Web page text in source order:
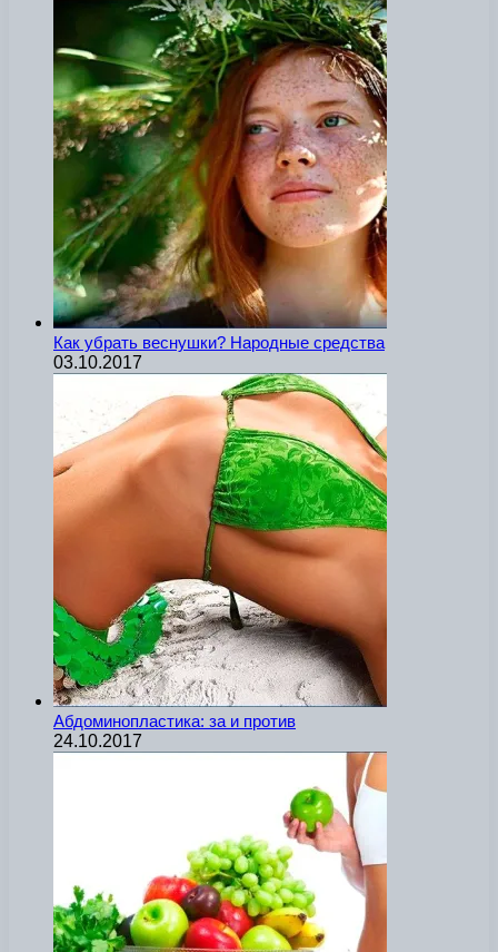
Как убрать веснушки? Народные средства
03.10.2017
Абдоминопластика: за и против
24.10.2017